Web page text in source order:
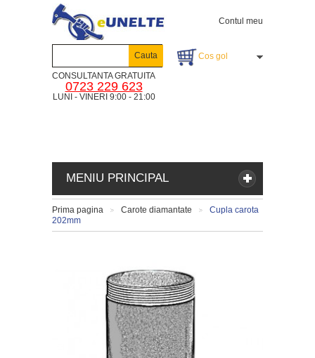
Contul meu
Cos gol
MENIU PRINCIPAL
CONSULTANTA GRATUITA
0723 229 623
LUNI - VINERI 9:00 - 21:00
Cauta
Prima pagina Carote diamantate
Cupla carota
202mm